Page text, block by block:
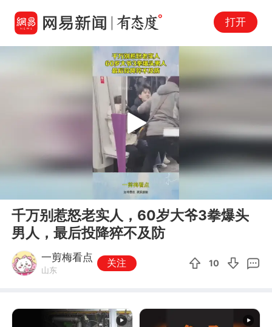
打开
Play
千万别惹怒老实人，60岁大爷3拳爆头
男人，最后投降猝不及防
一剪梅看点
山东
关注 10